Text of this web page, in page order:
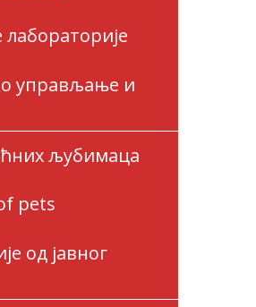
управљање и
љубимаца
pets
од јавног